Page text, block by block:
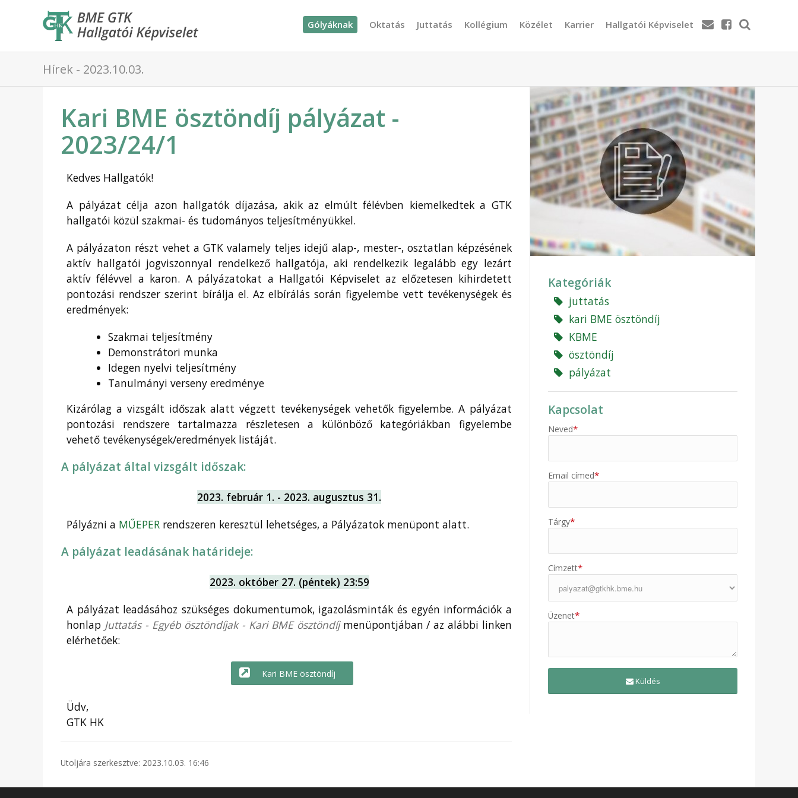
Gólyáknak Oktatás Juttatás Kollégium Közélet Karrier Hallgatói Képviselet
Hírek - 2023.10.03.
Kari BME ösztöndíj pályázat -
2023/24/1
Kedves Hallgatók!
A pályázat célja azon hallgatók díjazása, akik az elmúlt félévben kiemelkedtek a GTK
hallgatói közül szakmai- és tudományos teljesítményükkel.
A pályázaton részt vehet a GTK valamely teljes idejű alap-, mester-, osztatlan képzésének
aktív hallgatói jogviszonnyal rendelkező hallgatója, aki rendelkezik legalább egy lezárt
aktív félévvel a karon. A pályázatokat a Hallgatói Képviselet az előzetesen kihirdetett
pontozási rendszer szerint bírálja el. Az elbírálás során figyelembe vett tevékenységek és
eredmények:
Szakmai teljesítmény
Demonstrátori munka
Idegen nyelvi teljesítmény
Tanulmányi verseny eredménye
Kizárólag a vizsgált időszak alatt végzett tevékenységek vehetők figyelembe. A pályázat
pontozási rendszere tartalmazza részletesen a különböző kategóriákban figyelembe
vehető tevékenységek/eredmények listáját.
A pályázat által vizsgált időszak:
2023. február 1. - 2023. augusztus 31.
Pályázni a MŰEPER rendszeren keresztül lehetséges, a Pályázatok menüpont alatt.
A pályázat leadásának határideje:
2023. október 27. (péntek) 23:59
A pályázat leadásához szükséges dokumentumok, igazolásminták és egyén információk a
honlap Juttatás - Egyéb ösztöndíjak - Kari BME ösztöndíjmenüpontjában / az alábbi linken
elérhetőek:
Kari BME ösztöndíj
Üdv,
GTK HK
Utoljára szerkesztve: 2023.10.03. 16:46
Kategóriák
juttatás
kari BME ösztöndíj
KBME
ösztöndíj
pályázat
Kapcsolat
Neved*
Email címed*
Tárgy*
Címzett*
Üzenet*
Küldés